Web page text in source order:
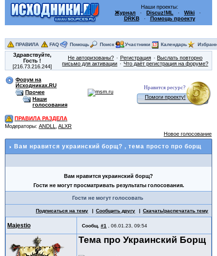
Наши проекты:
Журнал · Discuz!ML · Wiki ·
DRKB· Помощь проекту
ПРАВИЛА FAQ Помощь Поиск Участники Календарь
Здравствуйте,
Гость!
[216.73.216.244]
Не авторизованы? Регистрация
Выслать повторно
письмо для активации
Что даёт регистрация на форуме?
Форум на
Исходниках.RU
Прочее
Наши
голосования
Нравится ресурс?
Помоги проекту!
ПРАВИЛА РАЗДЕЛА
Модераторы: ANDLL
ALXR
Новое голосование
Вам нравится украинский борщ? , тема просто про борщ
Вам нравится украинский борщ?
Гости не могут просматривать результаты голосования.
Гости не могут голосовать
Подписаться на тему Сообщить другу Скачать/распечатать тему
Majestio Сообщ. #1 06.01.23, 09:54
Тема про Украинский Борщ